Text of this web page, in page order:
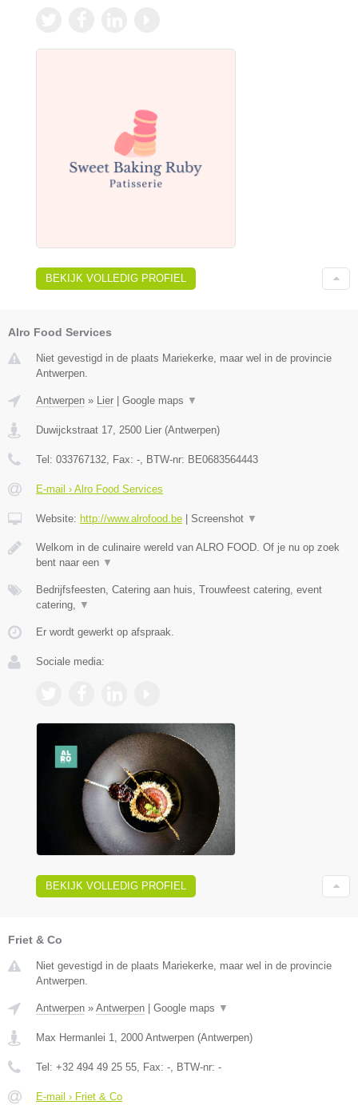
BEKIJK VOLLEDIG PROFIEL
Alro Food Services
Niet gevestigd in de plaats Mariekerke, maar wel in de provincie
Antwerpen.
Antwerpen » Lier Google maps ▼
Duwijckstraat 17, 2500 Lier (Antwerpen)
Tel: 033767132, Fax: -, BTW-nr: BE0683564443
E-mail › Alro Food Services
Website: http://www.alrofood.be Screenshot ▼
Welkom in de culinaire wereld van ALRO FOOD. Of je nu op zoek
bent naar een ▼
Bedrijfsfeesten, Catering aan huis, Trouwfeest catering, event
catering, ▼
Er wordt gewerkt op afspraak.
Sociale media:
BEKIJK VOLLEDIG PROFIEL
Friet & Co
Niet gevestigd in de plaats Mariekerke, maar wel in de provincie
Antwerpen.
Antwerpen » Antwerpen Google maps ▼
Max Hermanlei 1 2000 Antwerpen (Antwerpen)
Tel: +32 494 49 25 55 , Fax: - , BTW-nr: -
E-mail › Friet & Co